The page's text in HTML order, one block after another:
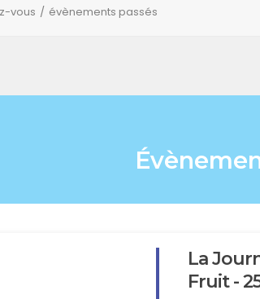
vous évènements passés
La
Fruit -